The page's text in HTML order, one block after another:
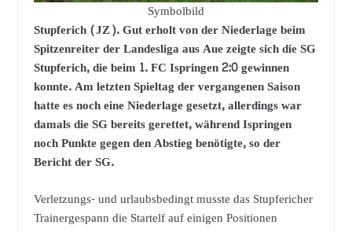
Symbolbild
Stupferich (JZ). Gut erholt von der Niederlage beim
Spitzenreiter der Landesliga aus Aue zeigte sich die SG
Stupferich, die beim 1. FC Ispringen 2:0 gewinnen
konnte. Am letzten Spieltag der vergangenen Saison
hatte es noch eine Niederlage gesetzt, allerdings war
damals die SG bereits gerettet, während Ispringen
noch Punkte gegen den Abstieg benötigte, so der
Bericht der SG.
Verletzungs- und urlaubsbedingt musste das Stupfericher
Trainergespann die Startelf auf einigen Positionen